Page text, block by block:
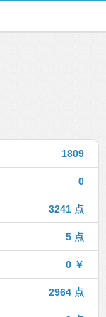
1809
0
3241 点
5 点
0 ￥
2964 点